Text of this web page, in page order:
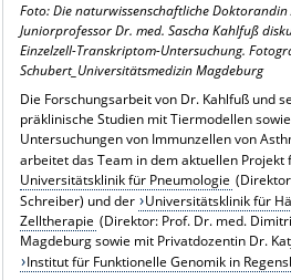
Foto: Die naturwissenschaftliche
Juniorprofessor Dr. med. Sascha Kahlfuß
Einzelzell-Transkriptom-Untersuchung.
Schubert_Universitätsmedizin Magdeburg
Die Forschungsarbeit von Dr. Kahlfuß und
präklinische Studien mit Tiermodellen
Untersuchungen von Immunzellen von
arbeitet das Team in dem aktuellen
Universitätsklinik für Pneumologie
Schreiber) und der Universitätsklinik für
Zelltherapie (Direktor: Prof. Dr. med.
Magdeburg sowie mit Privatdozentin Dr.
Institut für Funktionelle Genomik in